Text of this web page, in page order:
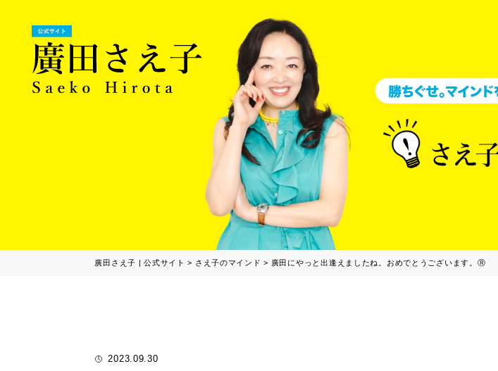
廣田さえ子 | 公式サイト > さえ子のマインド > 廣田にやっと出逢えましたね。おめでとうございます。Ⓡ
2023.09.30